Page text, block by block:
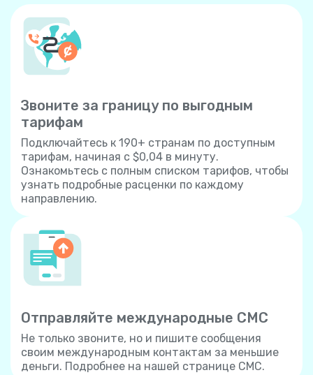
Звоните за границу по выгодным
тарифам
Подключайтесь к 190+ странам по доступным
тарифам, начиная с $0,04 в минуту.
Ознакомьтесь с полным списком тарифов, чтобы
узнать подробные расценки по каждому
направлению.
Отправляйте международные СМС
Не только звоните, но и пишите сообщения
своим международным контактам за меньшие
деньги. Подробнее на нашей странице СМС.